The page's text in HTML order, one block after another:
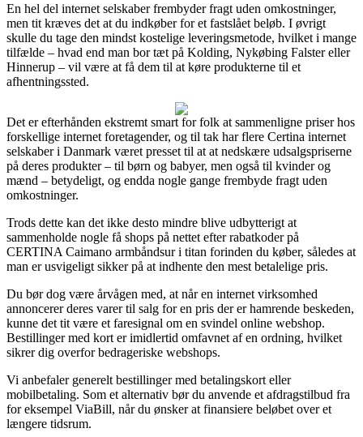
En hel del internet selskaber frembyder fragt uden omkostninger,
men tit kræves det at du indkøber for et fastslået beløb. I øvrigt
skulle du tage den mindst kostelige leveringsmetode, hvilket i mange
tilfælde – hvad end man bor tæt på Kolding, Nykøbing Falster eller
Hinnerup – vil være at få dem til at køre produkterne til et
afhentningssted.
Det er efterhånden ekstremt smart for folk at sammenligne priser hos
forskellige internet foretagender, og til tak har flere Certina internet
selskaber i Danmark været presset til at at nedskære udsalgspriserne
på deres produkter – til børn og babyer, men også til kvinder og
mænd – betydeligt, og endda nogle gange frembyde fragt uden
omkostninger.
Trods dette kan det ikke desto mindre blive udbytterigt at
sammenholde nogle få shops på nettet efter rabatkoder på
CERTINA Caimano armbåndsur i titan forinden du køber, således at
man er usvigeligt sikker på at indhente den mest betalelige pris.
Du bør dog være årvågen med, at når en internet virksomhed
annoncerer deres varer til salg for en pris der er hamrende beskeden,
kunne det tit være et faresignal om en svindel online webshop.
Bestillinger med kort er imidlertid omfavnet af en ordning, hvilket
sikrer dig overfor bedrageriske webshops.
Vi anbefaler generelt bestillinger med betalingskort eller
mobilbetaling. Som et alternativ bør du anvende et afdragstilbud fra
for eksempel ViaBill, når du ønsker at finansiere beløbet over et
længere tidsrum.